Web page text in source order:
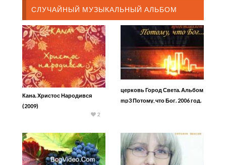
СЛУЧАЙНЫЙ МУЗЫКАЛЬНЫЙ АЛЬБОМ
Кана. Христос Народився
(2009)
2
церковь Город Света. Альбом
mp3 Потому, что Бог. 2006 год.